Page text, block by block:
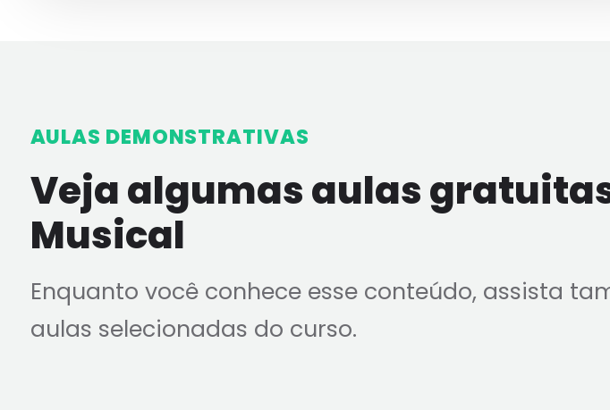
AULAS DEMONSTRATIVAS
Veja algumas aulas
Musical
Enquanto você conhece esse conteúdo, assista
aulas selecionadas do curso.